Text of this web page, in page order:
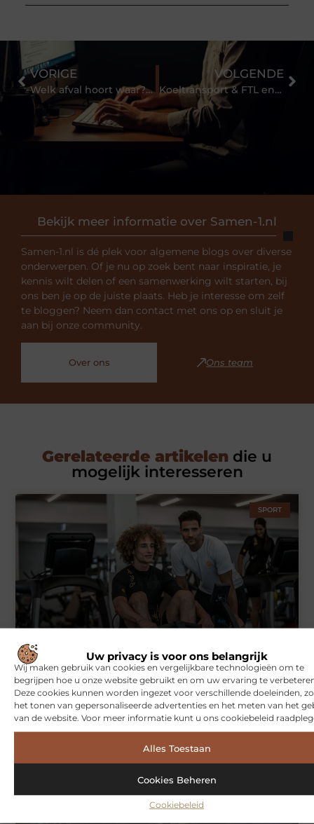
Uw privacy is voor ons belangrijk
Wij maken gebruik van cookies en vergelijkbare technologieën om te
begrijpen hoe u onze website gebruikt en om uw ervaring te
Deze cookies kunnen worden ingezet voor verschillende doeleinden,
het tonen van gepersonaliseerde advertenties en het meten van het
van de website. Voor meer informatie kunt u ons cookiebeleid
Alles Toestaan
Cookies Beheren
Cookiebeleid
Bekijk meer informatie over Samen-1.nl
Samen-1.nl is dé plek voor algemene blogs over diverse
onderwerpen. Of je nu op zoek bent naar inspiratie, je
kennis wilt delen of een samenwerking wilt starten, bij
ons ben je op de juiste plaats. Heb je interesse om zelf
te bloggen? Neem dan contact met ons op en sluit je
aan bij onze community.
Over ons Ons team
VORIGE
Welk afval hoort waar? Een gids voor de juiste afvalverwerking!
VOLGENDE
Koeltransport & FTL en LTL
Gerelateerde artikelen die u
mogelijk interesseren
SPORT
effectieve workout
WONINGEN